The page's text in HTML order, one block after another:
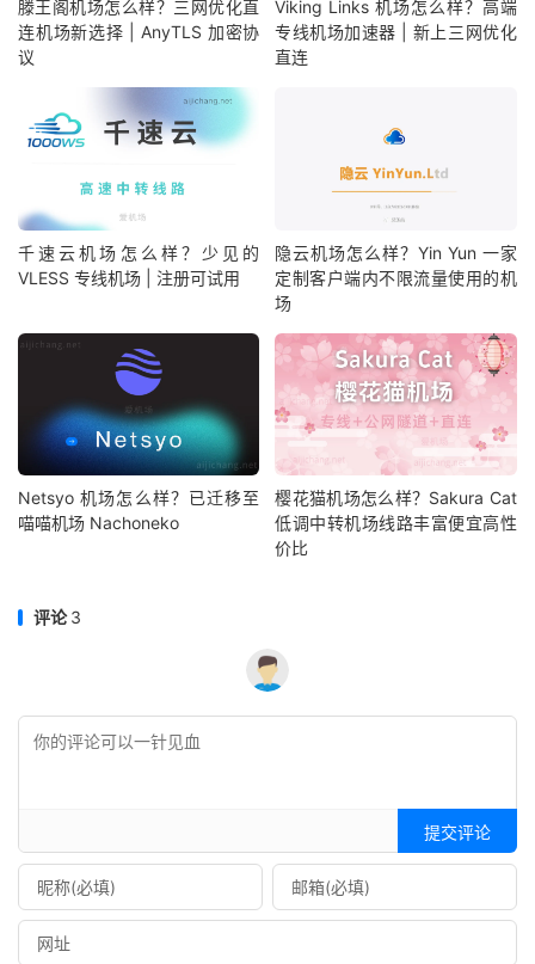
滕王阁机场怎么样？三网优化直
连机场新选择 | AnyTLS 加密协
议
Viking Links 机场怎么样？高端
专线机场加速器 | 新上三网优化
直连
千速云机场怎么样？少见的
VLESS 专线机场 | 注册可试用
隐云机场怎么样？Yin Yun 一家
定制客户端内不限流量使用的机
场
Netsyo 机场怎么样？已迁移至
喵喵机场 Nachoneko
樱花猫机场怎么样？Sakura Cat
低调中转机场线路丰富便宜高性
价比
评论3
提交评论